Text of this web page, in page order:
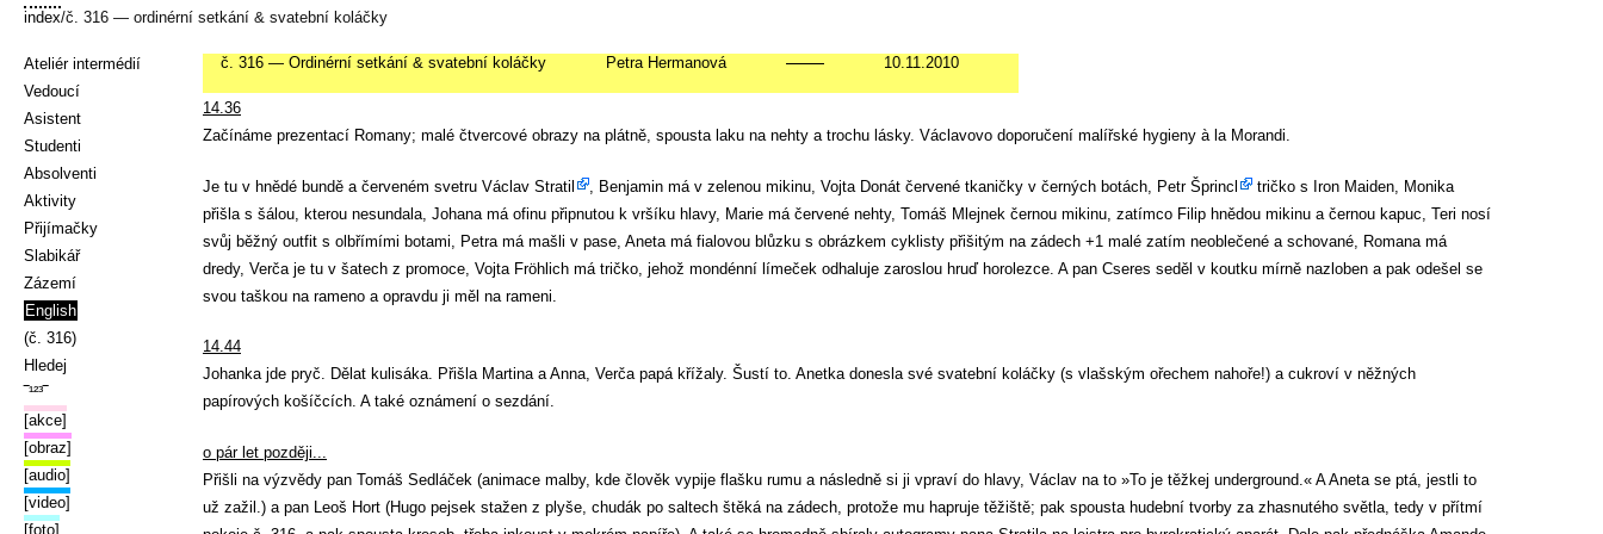
index/č. 316 — ordinérní setkání & svatební koláčky
Ateliér intermédií
Vedoucí
Asistent
Studenti
Absolventi
Aktivity
Přijímačky
Slabikář
Zázemí
English
(č. 316)
Hledej
‾¹²³‾
[akce]
[obraz]
[audio]
[video]
[foto]
č. 316 — Ordinérní setkání & svatební koláčky Petra Hermanová 10.11.2010
14.36
Začínáme prezentací Romany; malé čtvercové obrazy na plátně, spousta laku na nehty a trochu lásky. Václavovo doporučení malířské hygieny à la Morandi.
Je tu v hnědé bundě a červeném svetru Václav Stratil , Benjamin má v zelenou mikinu, Vojta Donát červené tkaničky v černých botách, Petr Šprincl
tričko s Iron Maiden, Monika
přišla s šálou, kterou nesundala, Johana má ofinu připnutou k vršíku hlavy, Marie má červené nehty, Tomáš Mlejnek černou mikinu, zatímco Filip hnědou mikinu a černou kapuc, Teri nosí
svůj běžný outfit s olbřímími botami, Petra má mašli v pase, Aneta má fialovou blůzku s obrázkem cyklisty přišitým na zádech +1 malé zatím neoblečené a schované, Romana má
dredy, Verča je tu v šatech z promoce, Vojta Fröhlich má tričko, jehož mondénní límeček odhaluje zaroslou hruď horolezce. A pan Cseres seděl v koutku mírně nazloben a pak odešel se
svou taškou na rameno a opravdu ji měl na rameni.
14.44
Johanka jde pryč. Dělat kulisáka. Přišla Martina a Anna, Verča papá křížaly. Šustí to. Anetka donesla své svatební koláčky (s vlašským ořechem nahoře!) a cukroví v něžných
papírových košíčcích. A také oznámení o sezdání.
o pár let později...
Přišli na výzvědy pan Tomáš Sedláček (animace malby, kde člověk vypije flašku rumu a následně si ji vpraví do hlavy, Václav na to »To je těžkej underground.« A Aneta se ptá, jestli to
už zažil.) a pan Leoš Hort (Hugo pejsek stažen z plyše, chudák po saltech štěká na zádech, protože mu hapruje těžiště; pak spousta hudební tvorby za zhasnutého světla, tedy v přítmí